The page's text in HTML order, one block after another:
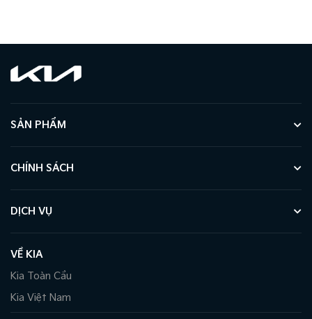
SẢN PHẨM
CHÍNH SÁCH
DỊCH VỤ
VỀ KIA
Kia Toàn Cầu
Kia Việt Nam